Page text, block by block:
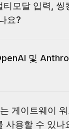
텍스트 요청은
초과하는 토큰
모달 입력, 씽
요?
고, 복잡한 추론
반복되는 접두사
및
와
모두에서
게이트웨이 워
사용할 수 있나